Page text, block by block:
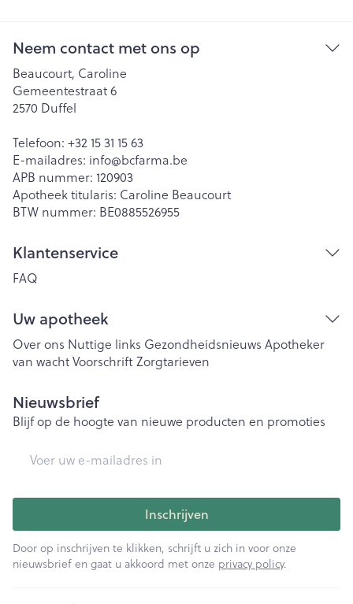
Neem contact met ons op
Beaucourt, Caroline
Gemeentestraat 6
2570 Duffel
Telefoon: +32 15 31 15 63
E-mailadres: info@bcfarma.be
APB nummer: 120903
Apotheek titularis: Caroline Beaucourt
BTW nummer: BE0885526955
Klantenservice
FAQ
Uw apotheek
Over ons Nuttige links Gezondheidsnieuws Apotheker
van wachtVoorschriftZorgtarieven
Nieuwsbrief
Blijf op de hoogte van nieuwe producten en promoties
Inschrijven
Door op inschrijven te klikken, schrijft u zich in voor onze
nieuwsbrief en gaat u akkoord met onze privacy policy.